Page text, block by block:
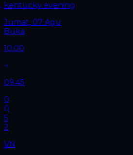
kentucky evening
Jumat, 07 Agu
Buka
10.00
09.45
0
0
5
2
VN